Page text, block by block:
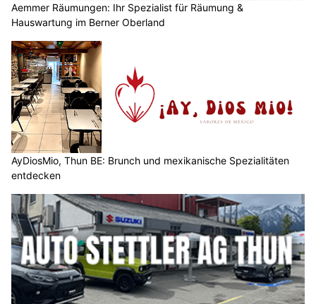
Aemmer Räumungen: Ihr Spezialist für Räumung &
Hauswartung im Berner Oberland
AyDiosMio, Thun BE: Brunch und mexikanische Spezialitäten
entdecken